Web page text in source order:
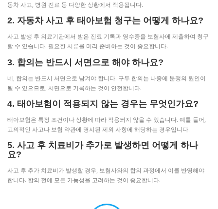
동차 사고, 병원 진료 등 다양한 상황에서 적용됩니다.
2. 자동차 사고 후 태아보험 청구는 어떻게 하나요?
사고 발생 후 의료기관에서 받은 진료 기록과 영수증을 보험사에 제출하여 청구
할 수 있습니다. 필요한 서류를 미리 준비하는 것이 중요합니다.
3. 합의는 반드시 서면으로 해야 하나요?
네, 합의는 반드시 서면으로 남겨야 합니다. 구두 합의는 나중에 분쟁의 원인이
될 수 있으므로, 서면으로 기록하는 것이 안전합니다.
4. 태아보험이 적용되지 않는 경우는 무엇인가요?
태아보험은 특정 조건이나 상황에 따라 적용되지 않을 수 있습니다. 예를 들어,
고의적인 사고나 보험 약관에 명시된 제외 사항에 해당하는 경우입니다.
5. 사고 후 치료비가 추가로 발생하면 어떻게 하나
요?
사고 후 추가 치료비가 발생할 경우, 보험사와의 합의 과정에서 이를 반영해야
합니다. 합의 전에 모든 가능성을 고려하는 것이 중요합니다.